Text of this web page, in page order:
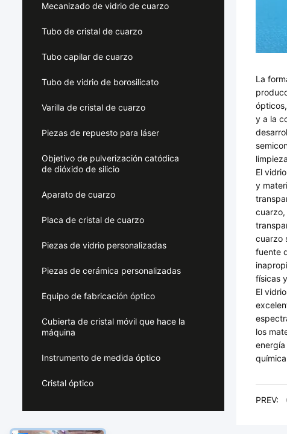
Mecanizado de vidrio de cuarzo
Tubo de cristal de cuarzo
Tubo capilar de cuarzo
Tubo de vidrio de borosilicato
Varilla de cristal de cuarzo
Piezas de repuesto para láser
Objetivo de pulverización catódica
de dióxido de silicio
Aparato de cuarzo
Placa de cristal de cuarzo
Piezas de vidrio personalizadas
Piezas de cerámica personalizadas
Equipo de fabricación óptico
Cubierta de cristal móvil que hace la
máquina
Instrumento de medida óptico
Cristal óptico
La
y a la
El
y
cuarzo
fuente
físicas
El
los
PREV: